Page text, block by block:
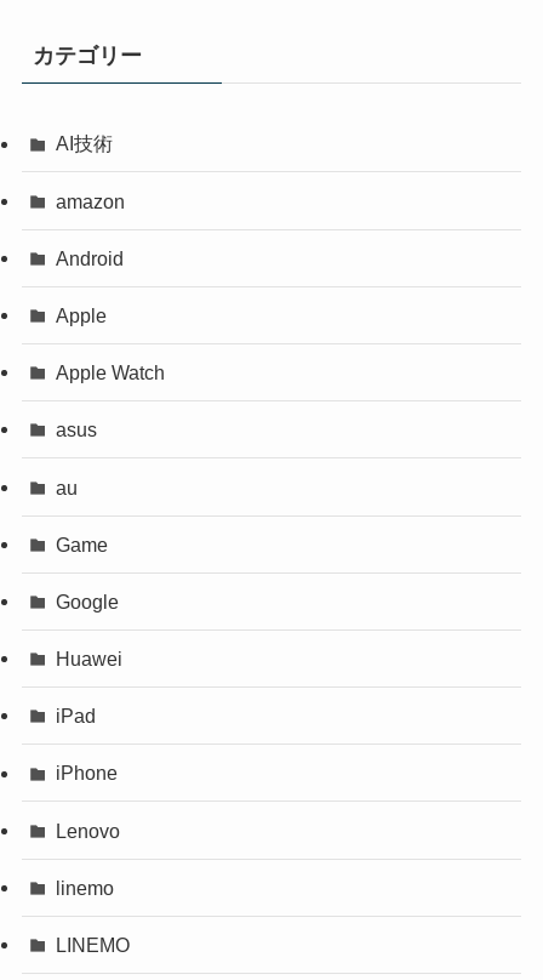
カテゴリー
AI技術
amazon
Android
Apple
Apple Watch
asus
au
Game
Google
Huawei
iPad
iPhone
Lenovo
linemo
LINEMO